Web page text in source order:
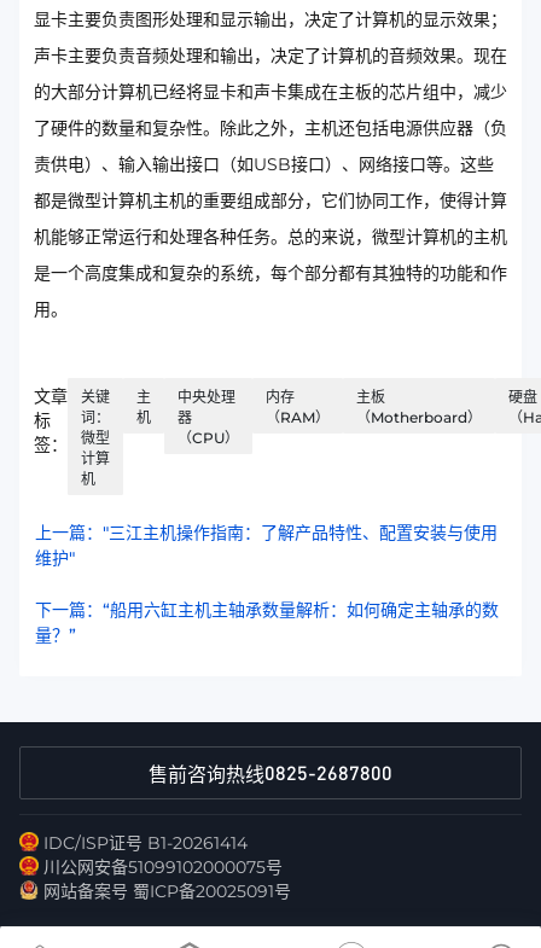
显卡主要负责图形处理和显示输出，决定了计算机的显示效果；
声卡主要负责音频处理和输出，决定了计算机的音频效果。现在
的大部分计算机已经将显卡和声卡集成在主板的芯片组中，减少
了硬件的数量和复杂性。除此之外，主机还包括电源供应器（负
责供电）、输入输出接口（如USB接口）、网络接口等。这些
都是微型计算机主机的重要组成部分，它们协同工作，使得计算
机能够正常运行和处理各种任务。总的来说，微型计算机的主机
是一个高度集成和复杂的系统，每个部分都有其独特的功能和作
用。
文章
标
签：
关键
词：
微型
计算
机
主
机
中央处理
器
（CPU）
内存
（RAM）
主板
（Motherboard）
硬盘
（
上一篇："三江主机操作指南：了解产品特性、配置安装与使用
维护"
下一篇：“船用六缸主机主轴承数量解析：如何确定主轴承的数
量？”
售前咨询热线0825-2687800
IDC/ISP证号 B1-20261414
川公网安备51099102000075号
网站备案号 蜀ICP备20025091号